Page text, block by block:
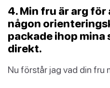
4. Min fru är arg
någon
packade ihop mina
direkt.
Nu förstår jag vad din fru